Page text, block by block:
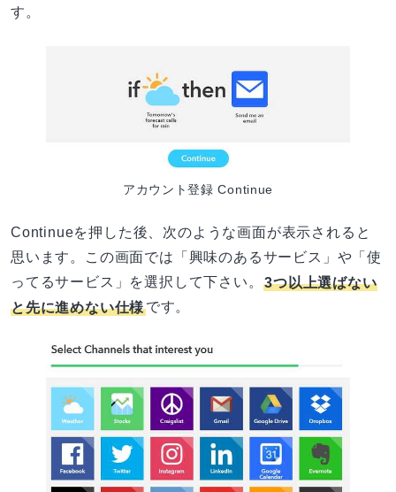
す。
アカウント登録 Continue
Continueを押した後、次のような画面が表示されると
思います。この画面では「興味のあるサービス」や「使
ってるサービス」を選択して下さい。 3つ以上選ばない
と先に進めない仕様です。